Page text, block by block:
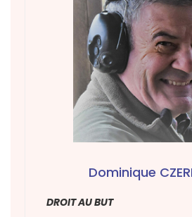
Dominique
DROIT AU BUT